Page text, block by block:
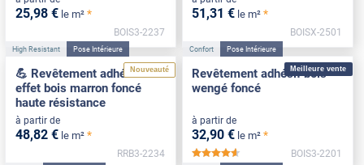
25,98 € le m² *
BOIS3-2237
51,31 € le m² *
BOISX-2501
Nouveauté
High Resistant Pose Intérieure
💪 Revêtement adhésif
effet bois marron foncé
haute résistance
à partir de
48,82 € le m² *
RRB3-2234
Meilleure vente
Confort Pose Intérieure
Revêtement adhésif bois
wengé foncé
à partir de
32,90 € le m² *
*****
BOIS3-2201